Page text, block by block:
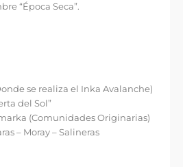
“Época Seca”.
se realiza el Inka Avalanche)
del Sol”
(Comunidades Originarias)
– Moray – Salineras